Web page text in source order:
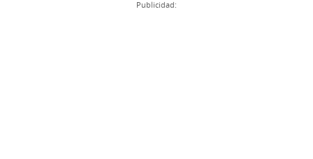
Publicidad: